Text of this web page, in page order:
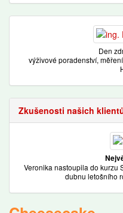
Den
výživové poradenství,
Zkušenosti našich
Veronika nastoupila do kurzu
dubnu letošního